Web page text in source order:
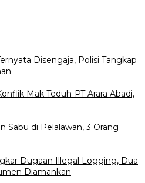
Disengaja, Polisi Tangkap
Mak Teduh-PT Arara Abadi,
Sabu di Pelalawan, 3 Orang
Dugaan Illegal Logging, Dua
Diamankan